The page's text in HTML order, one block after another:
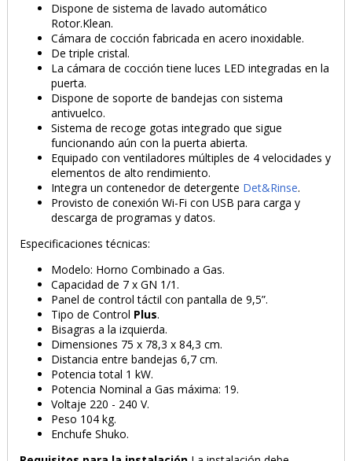
Dispone de sistema de lavado automático
Rotor.Klean.
Cámara de cocción fabricada en acero inoxidable.
De triple cristal.
La cámara de cocción tiene luces LED integradas en la
puerta.
Dispone de soporte de bandejas con sistema
antivuelco.
Sistema de recoge gotas integrado que sigue
funcionando aún con la puerta abierta.
Equipado con ventiladores múltiples de 4 velocidades y
elementos de alto rendimiento.
Integra un contenedor de detergente Det&Rinse.
Provisto de conexión Wi-Fi con USB para carga y
descarga de programas y datos.
Especificaciones técnicas:
Modelo: Horno Combinado a Gas.
Capacidad de 7 x GN 1/1.
Panel de control táctil con pantalla de 9,5”.
Tipo de Control Plus.
Bisagras a la izquierda.
Dimensiones 75 x 78,3 x 84,3 cm.
Distancia entre bandejas 6,7 cm.
Potencia total 1 kW.
Potencia Nominal a Gas máxima: 19.
Voltaje 220 - 240 V.
Peso 104 kg.
Enchufe Shuko.